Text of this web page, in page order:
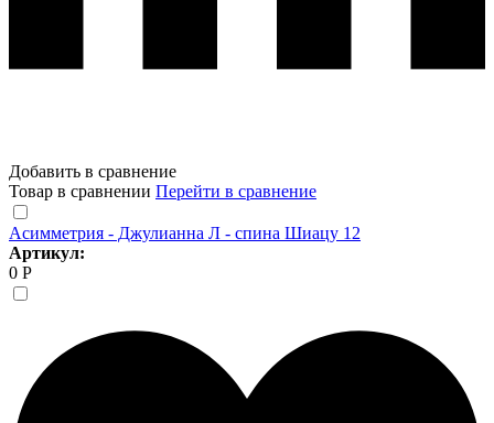
Добавить в сравнение
Товар в сравнении Перейти в сравнение
Асимметрия - Джулианна Л - спина Шиацу 12
Артикул:
0 Р